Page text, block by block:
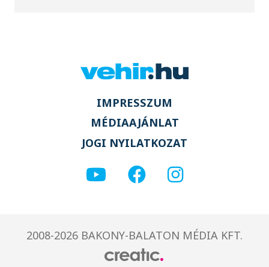
IMPRESSZUM
MÉDIAAJÁNLAT
JOGI NYILATKOZAT
2008-2026 BAKONY-BALATON MÉDIA KFT.